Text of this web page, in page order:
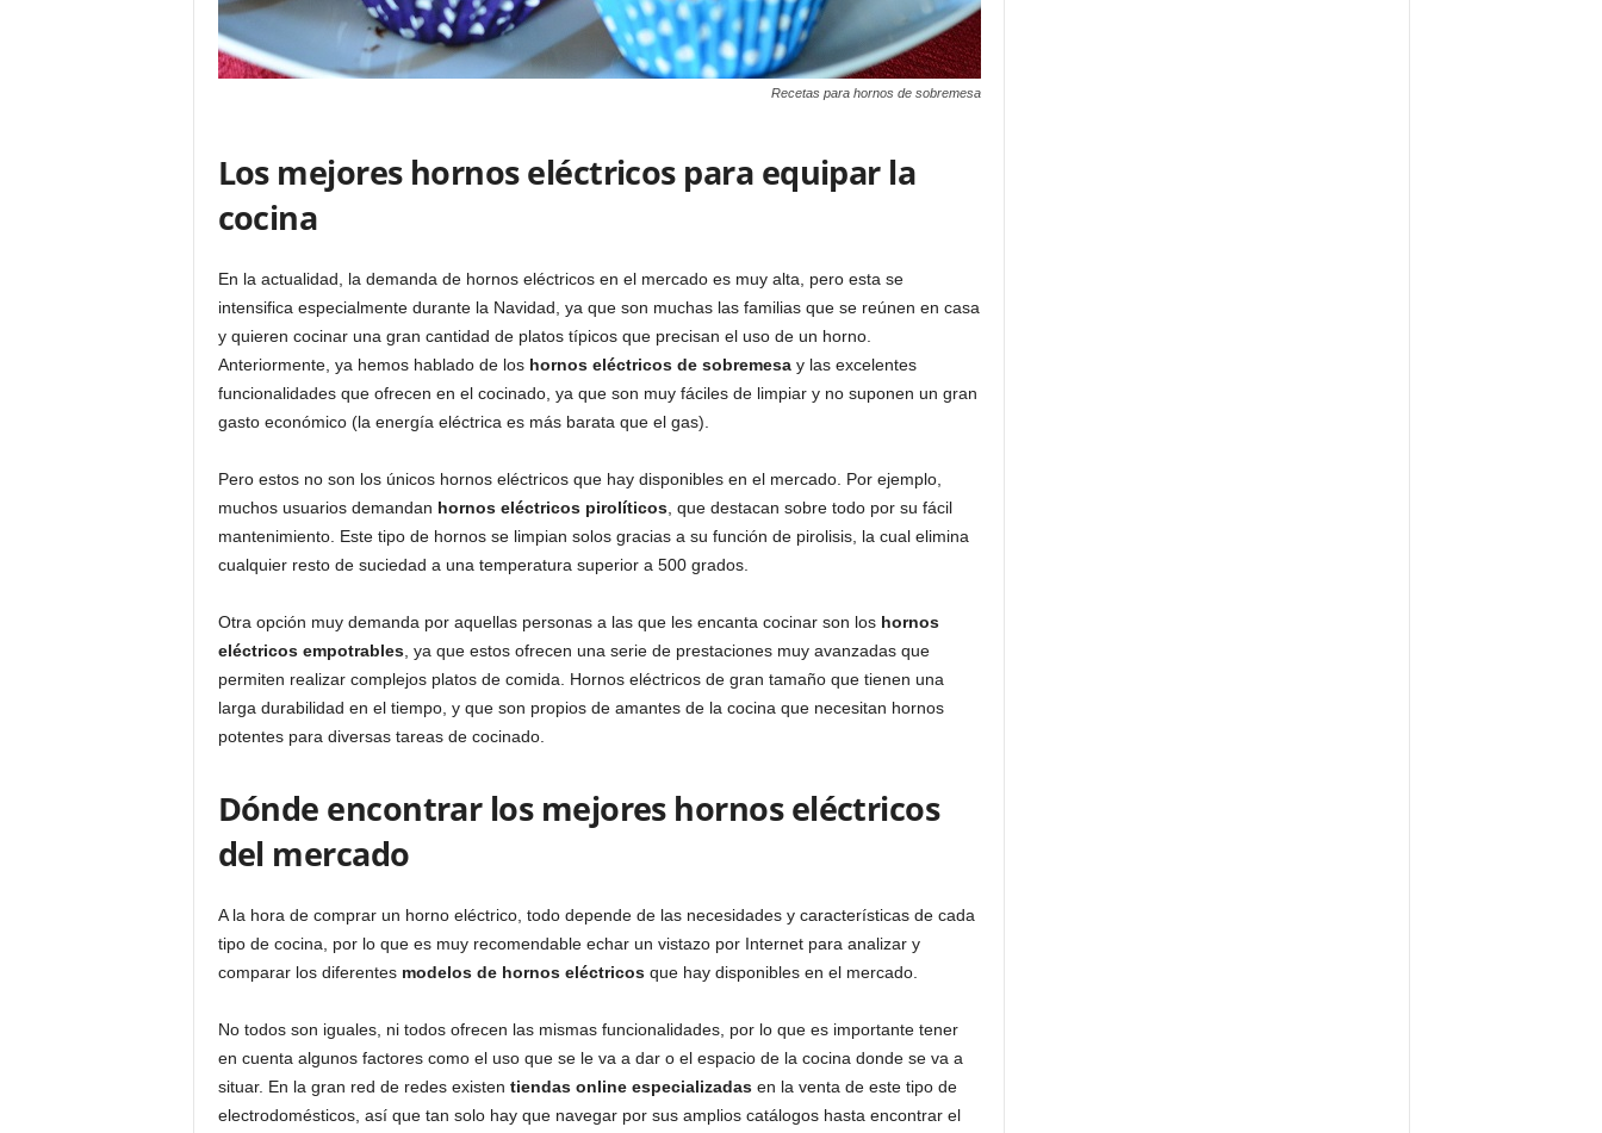
Recetas para hornos de sobremesa
Los mejores hornos eléctricos para equipar la
cocina
En la actualidad, la demanda de hornos eléctricos en el mercado es muy alta, pero esta se
intensifica especialmente durante la Navidad, ya que son muchas las familias que se reúnen en casa
y quieren cocinar una gran cantidad de platos típicos que precisan el uso de un horno.
Anteriormente, ya hemos hablado de los hornos eléctricos de sobremesay las excelentes
funcionalidades que ofrecen en el cocinado, ya que son muy fáciles de limpiar y no suponen un gran
gasto económico (la energía eléctrica es más barata que el gas).
Pero estos no son los únicos hornos eléctricos que hay disponibles en el mercado. Por ejemplo,
muchos usuarios demandan hornos eléctricos pirolíticos, que destacan sobre todo por su fácil
mantenimiento. Este tipo de hornos se limpian solos gracias a su función de pirolisis, la cual elimina
cualquier resto de suciedad a una temperatura superior a 500 grados.
Otra opción muy demanda por aquellas personas a las que les encanta cocinar son los hornos
eléctricos empotrables, ya que estos ofrecen una serie de prestaciones muy avanzadas que
permiten realizar complejos platos de comida. Hornos eléctricos de gran tamaño que tienen una
larga durabilidad en el tiempo, y que son propios de amantes de la cocina que necesitan hornos
potentes para diversas tareas de cocinado.
Dónde encontrar los mejores hornos eléctricos
del mercado
A la hora de comprar un horno eléctrico, todo depende de las necesidades y características de cada
tipo de cocina, por lo que es muy recomendable echar un vistazo por Internet para analizar y
comparar los diferentes modelos de hornos eléctricosque hay disponibles en el mercado.
No todos son iguales, ni todos ofrecen las mismas funcionalidades, por lo que es importante tener
en cuenta algunos factores como el uso que se le va a dar o el espacio de la cocina donde se va a
situar. En la gran red de redes existen tiendas online especializadasen la venta de este tipo de
electrodomésticos, así que tan solo hay que navegar por sus amplios catálogos hasta encontrar el